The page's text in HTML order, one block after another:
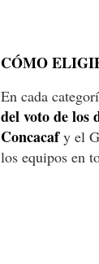
CÓMO
En cada
del voto de los
Concacafy el
los equipos en